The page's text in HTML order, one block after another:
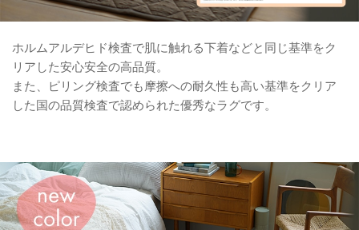
ホルムアルデヒド検査で肌に触れる下着などと同じ基準をク
リアした安心安全の高品質。
また、ピリング検査でも摩擦への耐久性も高い基準をクリア
した国の品質検査で認められた優秀なラグです。